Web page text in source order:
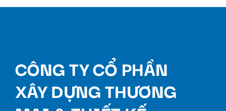
CÔNG TY CỔ PHẦN
XÂY DỰNG THƯƠNG